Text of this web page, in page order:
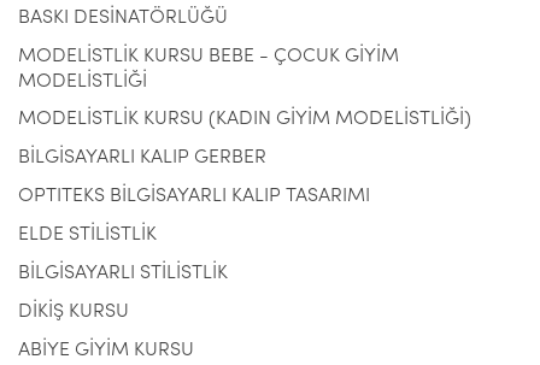
BASKI DESİNATÖRLÜĞÜ
MODELİSTLİK KURSU BEBE - ÇOCUK GİYİM
MODELİSTLİĞİ
MODELİSTLİK KURSU (KADIN GİYİM MODELİSTLİĞİ)
BİLGİSAYARLI KALIP GERBER
OPTITEKS BİLGİSAYARLI KALIP TASARIMI
ELDE STİLİSTLİK
BİLGİSAYARLI STİLİSTLİK
DİKİŞ KURSU
ABİYE GİYİM KURSU